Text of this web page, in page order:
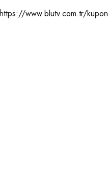
https://www.blutv.com.tr/kupon